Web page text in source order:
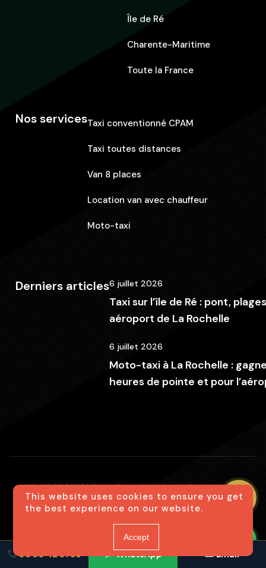
Île de Ré
Charente-Maritime
Toute la France
Nos servicesTaxi conventionné CPAM
Taxi toutes distances
Van 8 places
Location van avec chauffeur
Moto-taxi
Derniers articles6 juillet 2026
Taxi sur l’île de Ré : pont,
aéroport de La Rochelle
6 juillet 2026
Moto-taxi à La Rochelle :
heures de pointe et pour
© 2025 MC21 Taxi Site réalisé par Agence
123web
Politique de confidentialité
This website uses cookies to ensure you get
the best experience on our website.
Accept
06 50 42 31 36 WhatsApp Email